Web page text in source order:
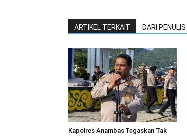
ARTIKEL TERKAIT DARI PENULIS
Kapolres Anambas Tegaskan Tak